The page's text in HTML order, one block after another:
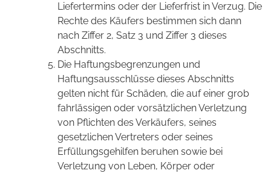
Liefertermins oder der Lieferfrist in Verzug. Die
Rechte des Käufers bestimmen sich dann
nach Ziffer 2, Satz 3 und Ziffer 3 dieses
Abschnitts.
Die Haftungsbegrenzungen und
Haftungsausschlüsse dieses Abschnitts
gelten nicht für Schäden, die auf einer grob
fahrlässigen oder vorsätzlichen Verletzung
von Pflichten des Verkäufers, seines
gesetzlichen Vertreters oder seines
Erfüllungsgehilfen beruhen sowie bei
Verletzung von Leben, Körper oder